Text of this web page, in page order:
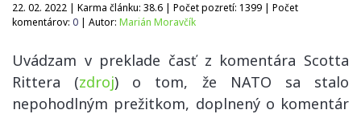
22. 02. 2022 | Karma článku: 38.6 | Počet pozretí: 1399 | Počet
komentárov: 0 | Autor: Marián Moravčík
Uvádzam v preklade časť z komentára Scotta
Rittera (zdroj) o tom, že NATO sa stalo
nepohodlným prežitkom, doplnený o komentár